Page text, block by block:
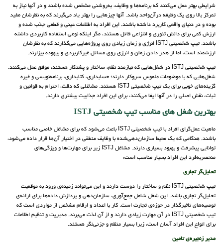
شرایطی بهتر عمل می‌کنند که برنامه‌ها و وظایف، به‌روشنی مشخص شده باشند و در آنها نیاز به
تمرکز بالا روی یک وظیفه درآن‌واحد باشد. آنها چیزهایی را بهتر یاد می‌گیرند که به نظرشان مفید
بوده و در دنیای واقعی کاربرد داشته باشند. این افراد به اطلاعات عینی و قطعی جذب شده و
ارزش کمی برای دانش تئوری و انتزاعی قائل هستند، مگر اینکه نوعی استفاده کاربردی داشته
باشند. تیپ شخصیتی ISTJ انرژی و زمان زیادی روی پروژه‌هایی می‌گذارند که به نظرشان
ارزشمند است، اما از هدر دادن زمان و انرژی روی مسائل غیرکاربردی و بیهوده بیزارند.
تیپ شخصیتی ISTJ در شغل‌هایی که نیازمند نظم، ساختار و پشتکار هستند، موفق عمل می‌کنند.
شغل‌هایی که با موضوعات ملموس سروکار دارند؛ حسابداری، کتابداری، برنامه‌نویسی و غیره
گزینه‌های خوبی برای یک تیپ شخصیتی ISTJ هستند. مشاغلی که دقت، احترام به قوانین و
ثبات، نقش اصلی را در آنها ایفا می‌کنند، برای این افراد جذابیت بیشتری دارند.
بهترین شغل های مناسب تیپ شخصیتی ISTJ‌
ماهیت عمل‌گرای افراد با تیپ شخصیتی ISTJ باعث می‌شود که برای مشاغل خاصی مناسب
باشند. هنگامی که یک محیط سازمان‌دهی‌شده با وظایف منطقی در اختیار آن‌ها قرار داده می‌شود،
توانایی پیشرفت و بهبود بسیاری دارند. مشاغل ISTJ زیر برای مهارت‌ها و ویژگی‌های
منحصربه‌فرد این افراد بسیار مناسب است:
تحلیل‌گر تجاری
تیپ شخصیتی ISTJ نظم و ساختار را دوست دارند و این می‌تواند زمینه‌ی ورود به موقعیت
تحلیل‌گر تجاری باشد. این شغل شامل جمع‌آوری، سازمان‌دهی و پردازش داده‌ها برای ارائه‌ی
توصیه‌های تاثیرگذار در حوزه‌ی تجارت است. کار با اعداد و ارقام مشخص از مواردی است که
تیپ شخصیتی ISTJ در آن مهارت زیادی دارند و از آن لذت می‌برند. مدیریت و تنظیم اطلاعات
برای انواع این افراد آسان است، زیرا بسیار منظم و جزئی‌نگر هستند.
مدیر زنجیره‌ی تامین